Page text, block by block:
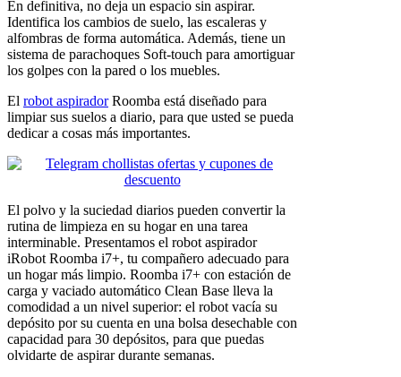
En definitiva, no deja un espacio sin aspirar.
Identifica los cambios de suelo, las escaleras y
alfombras de forma automática. Además, tiene un
sistema de parachoques Soft-touch para amortiguar
los golpes con la pared o los muebles.
El robot aspiradorRoomba está diseñado para
limpiar sus suelos a diario, para que usted se pueda
dedicar a cosas más importantes.
El polvo y la suciedad diarios pueden convertir la
rutina de limpieza en su hogar en una tarea
interminable. Presentamos el robot aspirador
iRobot Roomba i7+, tu compañero adecuado para
un hogar más limpio. Roomba i7+ con estación de
carga y vaciado automático Clean Base lleva la
comodidad a un nivel superior: el robot vacía su
depósito por su cuenta en una bolsa desechable con
capacidad para 30 depósitos, para que puedas
olvidarte de aspirar durante semanas.